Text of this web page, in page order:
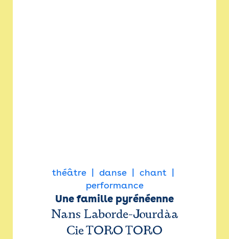
théâtre danse
chant
performance
Une famille pyrénéenne
Nans Laborde-Jourdàa
Cie TORO TORO